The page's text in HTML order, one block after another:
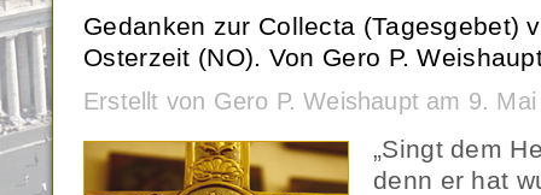
Gedanken zur Collecta (Tagesgebet)
Osterzeit (NO). Von Gero P.
Erstellt von Gero P. Weishaupt am 9.
„Singt dem
denn er hat